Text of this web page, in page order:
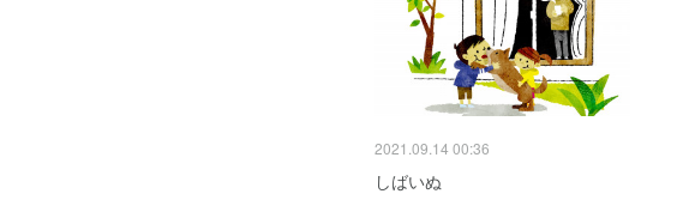
2021.09.14 00:36
しばいぬ